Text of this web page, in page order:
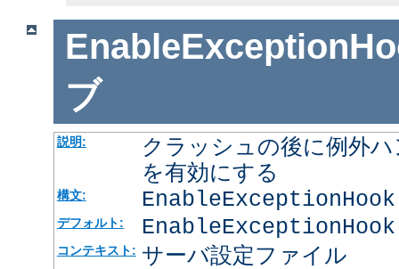
ブ
説明:
クラッシュの後に例外
を有効にする
構文:
デフォルト:
コンテキスト: サーバ設定ファイル